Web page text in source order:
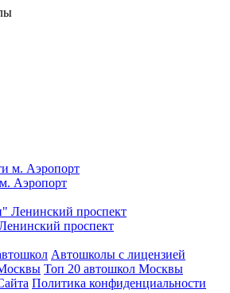
Аэропорт
проспект
Автошколы с лицензией
Топ 20 автошкол Москвы
Политика конфиденциальности